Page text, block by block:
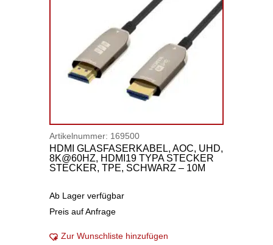
Artikelnummer: 169500
HDMI GLASFASERKABEL, AOC, UHD,
8K@60HZ, HDMI19 TYPA STECKER
STECKER, TPE, SCHWARZ – 10M
Ab Lager verfügbar
Preis auf Anfrage
Zur Wunschliste hinzufügen